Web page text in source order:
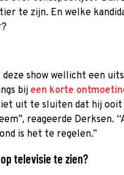
te zijn. En welke
show wellicht een
bij een korte
uit te sluiten dat hij
reageerde Derksen.
is het te regelen.”
televisie te zien?